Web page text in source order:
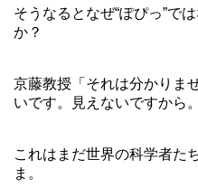
そうなるとなぜ“ぽぴっ”で
か？
京藤教授「それは分かりま
いです。見えないですから。
これはまだ世界の科学者た
ま。